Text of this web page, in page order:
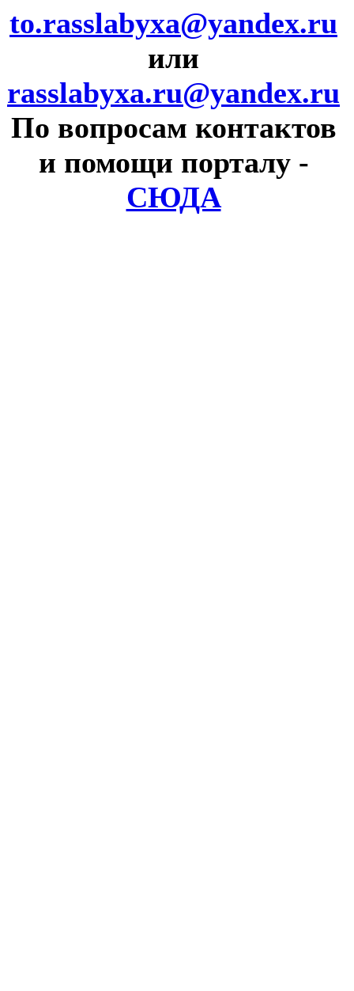
to.rasslabyxa@yandex.ru
или
rasslabyxa.ru@yandex.ru
По вопросам контактов
и помощи порталу -
СЮДА